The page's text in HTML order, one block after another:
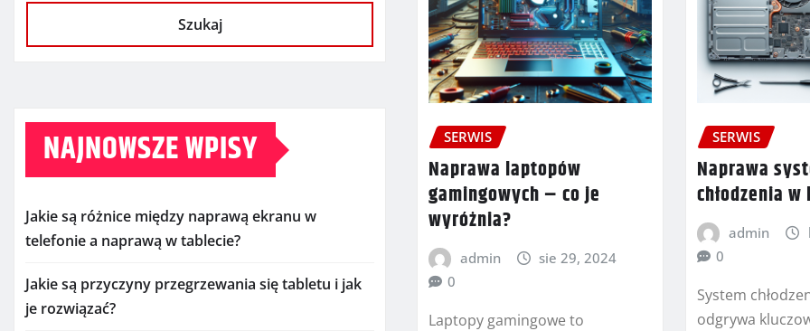
Szukaj
NAJNOWSZE WPISY
Jakie są różnice między naprawą ekranu w
telefonie a naprawą w tablecie?
Jakie są przyczyny przegrzewania się tabletu i jak
je rozwiązać?
SERWIS
Naprawa laptopów
gamingowych – co je
wyróżnia?
admin
sie 29, 2024
0
Laptopy gamingowe to
SERWIS
Naprawa
chłodzenia
admin
0
System
odgrywa